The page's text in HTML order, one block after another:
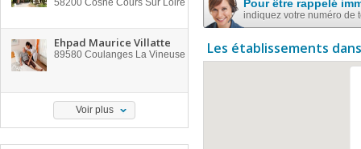
58200 Cosne Cours Sur Loire
Ehpad Maurice Villatte
89580 Coulanges La Vineuse
Voir plus
Pour être rappelé
indiquez votre numéro de
Les établissements